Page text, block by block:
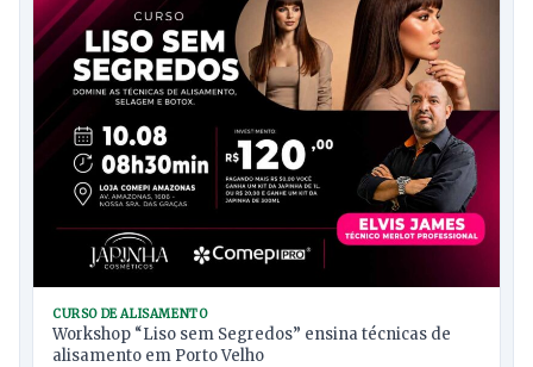
CURSO DE ALISAMENTO
Workshop “Liso sem Segredos” ensina técnicas de
alisamento em Porto Velho